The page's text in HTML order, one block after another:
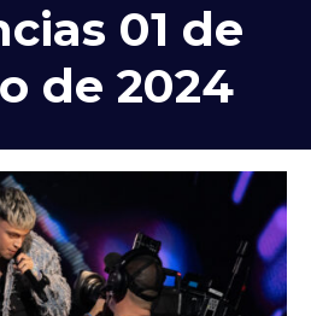
01 de
de 2024